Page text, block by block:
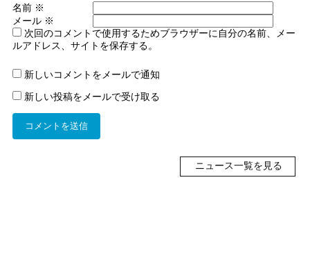
名前 ※
メール ※
次回のコメントで使用するためブラウザーに自分の名前、メー
ルアドレス、サイトを保存する。
新しいコメントをメールで通知
新しい投稿をメールで受け取る
ニュース一覧を見る